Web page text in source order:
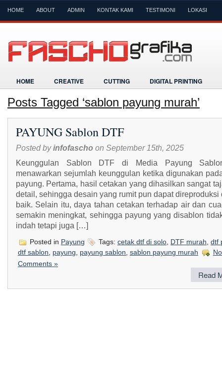
HOME ABOUT ADMIN KONTAK KAMI TESTIMONI LOKASI
HOME CREATIVE CUTTING DIGITAL PRINTING
Posts Tagged ‘sablon payung murah’
PAYUNG Sablon DTF
Posted byinfofascho on September 15th, 2025
Keunggulan Sablon DTF di Media Payung
menawarkan sejumlah keunggulan ketika digunakan
payung. Pertama, hasil cetakan yang dihasilkan sangat
detail, sehingga desain yang rumit pun dapat direproduksi
baik. Selain itu, daya tahan cetakan terhadap air dan
semakin meningkat, sehingga payung yang disablon
indah tetapi juga […]
Posted in Payung Tags: cetak dtf di solo DTF murah dtf
dtf sablon, payung, payung sablon, sablon payung murah
No
Comments »
Read